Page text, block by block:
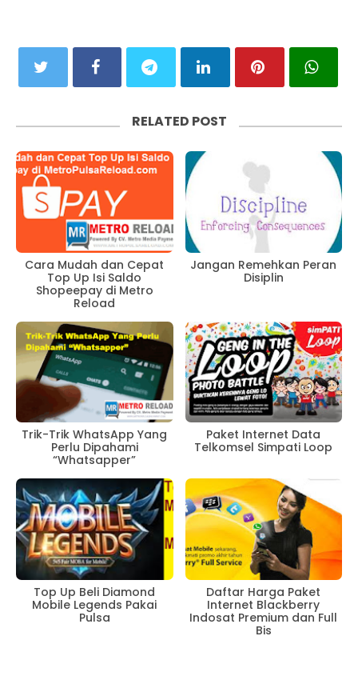
RELATED POST
Cara Mudah dan Cepat
Top Up Isi Saldo
Shopeepay di Metro
Reload
Jangan Remehkan Peran
Disiplin
Trik-Trik WhatsApp Yang
Perlu Dipahami
“Whatsapper”
Paket Internet Data
Telkomsel Simpati Loop
Top Up Beli Diamond
Mobile Legends Pakai
Pulsa
Daftar Harga Paket
Internet Blackberry
Indosat Premium dan Full
Bis